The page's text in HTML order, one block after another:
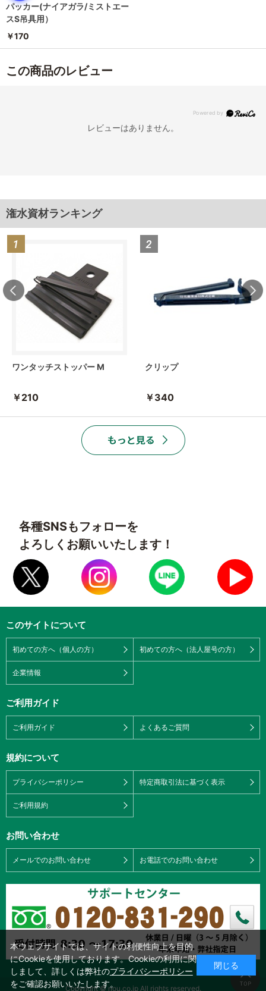
パッカー(ナイアガラ/ミストエー
スS吊具用）
￥170
この商品のレビュー
レビューはありません。
潅水資材ランキング
ワンタッチストッパー M
￥210
クリップ
￥340
各種SNSもフォローを
よろしくお願いいたします！
このサイトについて
初めての方へ（個人の方） 初めての方へ（法人屋号の方）
企業情報
ご利用ガイド
ご利用ガイド よくあるご質問
規約について
プライバシーポリシー 特定商取引法に基づく表示
ご利用規約
お問い合わせ
メールでのお問い合わせ お電話でのお問い合わせ
Copyright © nou.co.jp All rights reserved.
本ウェブサイトでは、サイトの利便性向上を目的
にCookieを使用しております。Cookieの利用に関
しまして、詳しくは弊社のプライバシーポリシー
をご確認お願いいたします。
閉じる